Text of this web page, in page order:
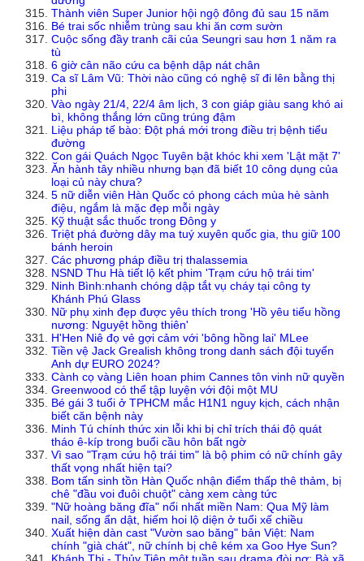
Thành viên Super Junior hội ngộ đông đủ sau 15 năm
Bé trai sốc nhiễm trùng sau khi ăn cơm sườn
Cuộc sống đầy tranh cãi của Seungri sau hơn 1 năm ra
tù
6 giờ cân não cứu ca bệnh dập nát chân
Ca sĩ Lâm Vũ: Thời nào cũng có nghệ sĩ đi lên bằng thị
phi
Vào ngày 21/4, 22/4 âm lịch, 3 con giáp giàu sang khó ai
bì, không thắng lớn cũng trúng đậm
Liệu pháp tế bào: Đột phá mới trong điều trị bệnh tiểu
đường
Con gái Quách Ngọc Tuyên bật khóc khi xem 'Lật mặt 7'
Ăn hành tây nhiều nhưng bạn đã biết 10 công dụng của
loại củ này chưa?
5 nữ diễn viên Hàn Quốc có phong cách mùa hè sành
điệu, ngắm là mặc đẹp mỗi ngày
Kỹ thuật sắc thuốc trong Đông y
Triệt phá đường dây ma tuý xuyên quốc gia, thu giữ 100
bánh heroin
Các phương pháp điều trị thalassemia
NSND Thu Hà tiết lộ kết phim 'Trạm cứu hộ trái tim'
Ninh Bình:nhanh chóng dập tắt vụ cháy tại công ty
Khánh Phú Glass
Nữ phụ xinh đẹp được yêu thích trong 'Hồ yêu tiểu hồng
nương: Nguyệt hồng thiên'
H'Hen Niê đọ vẻ gợi cảm với 'bông hồng lai' MLee
Tiền vệ Jack Grealish không trong danh sách đội tuyển
Anh dự EURO 2024?
Cành cọ vàng Liên hoan phim Cannes tôn vinh nữ quyền
Greenwood có thể tập luyện với đội một MU
Bé gái 3 tuổi ở TPHCM mắc H1N1 nguy kịch, cách nhận
biết căn bệnh này
Minh Tú chính thức xin lỗi khi bị chỉ trích thái độ quát
tháo ê-kíp trong buổi cầu hôn bất ngờ
Vì sao "Trạm cứu hộ trái tim" là bộ phim có nữ chính gây
thất vọng nhất hiện tại?
Bom tấn sinh tồn Hàn Quốc nhận điểm thấp thê thảm, bị
chê "đầu voi đuôi chuột" càng xem càng tức
"Nữ hoàng băng đĩa" nổi nhất miền Nam: Qua Mỹ làm
nail, sống ẩn dật, hiếm hoi lộ diện ở tuổi xế chiều
Xuất hiện dàn cast "Vườn sao băng" bản Việt: Nam
chính "già chát", nữ chính bị chê kém xa Goo Hye Sun?